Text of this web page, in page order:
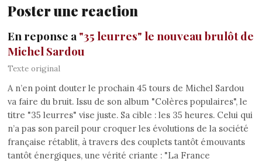
Poster une reaction
En reponse a "35 leurres" le nouveau brulôt de
Michel Sardou
Texte original
A n’en point douter le prochain 45 tours de Michel Sardou
va faire du bruit. Issu de son album "Colères populaires", le
titre "35 leurres" vise juste. Sa cible : les 35 heures. Celui qui
n’a pas son pareil pour croquer les évolutions de la société
française rétablit, à travers des couplets tantôt émouvants
tantôt énergiques, une vérité criante : "La France